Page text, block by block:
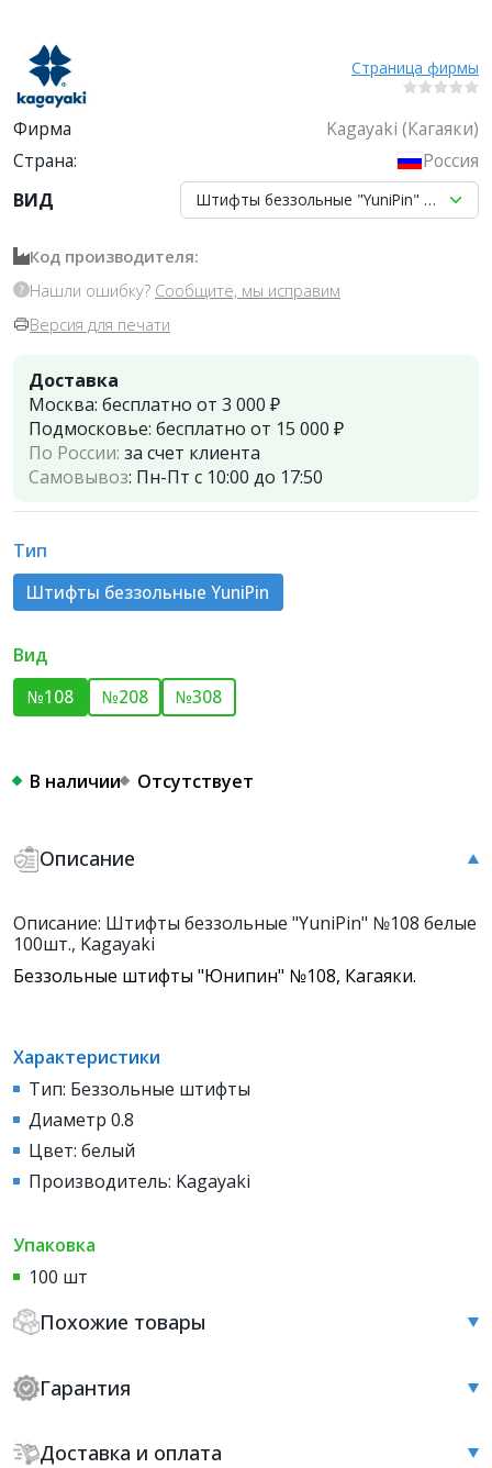
Страница фирмы
Фирма
Kagayaki (Кагаяки)
Страна:
Россия
ВИД
Штифты беззольные "YuniPin" №108
Код производителя:
Нашли ошибку? Сообщите, мы исправим
Версия для печати
Доставка
Москва: бесплатно от 3 000 ₽
Подмосковье: бесплатно от 15 000 ₽
По России: за счет клиента
Самовывоз: Пн-Пт с 10:00 до 17:50
Тип
Штифты беззольные YuniPin
Вид
№108 №208 №308
В наличии Отсутствует
Описание
Похожие товары
Гарантия
Доставка и оплата
Описание: Штифты беззольные "YuniPin" №108 белые
100шт., Kagayaki
Беззольные штифты "Юнипин" №108, Кагаяки.
Характеристики
Тип: Беззольные штифты
Диаметр 0.8
Цвет: белый
Производитель: Kagayaki
Упаковка
100 шт